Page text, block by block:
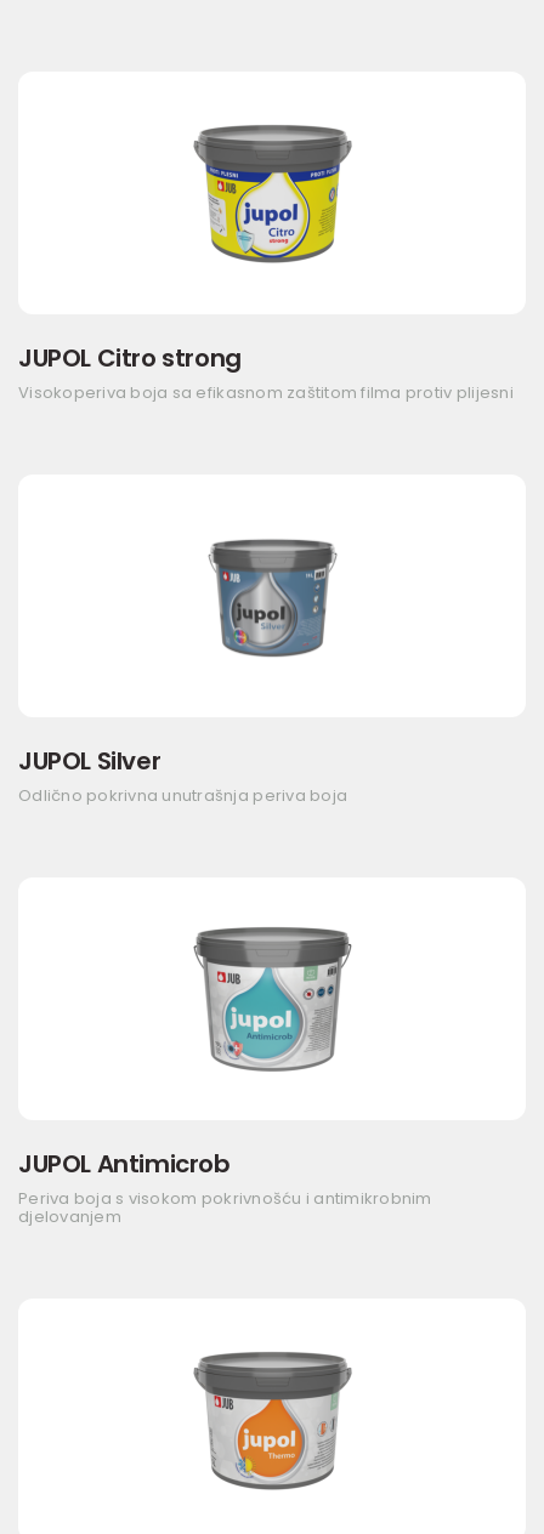
JUPOL Citro strong
Visokoperiva boja sa efikasnom zaštitom filma protiv plijesni
JUPOL Silver
Odlično pokrivna unutrašnja periva boja
JUPOL Antimicrob
Periva boja s visokom pokrivnošću i antimikrobnim
djelovanjem